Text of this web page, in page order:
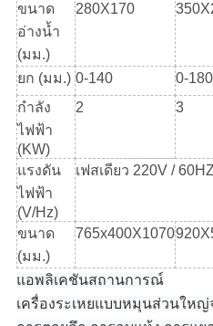
ขนาด
อ่างน้ำ
(มม.)
280X170
ยก (มม.) 0-140 0-180
กำลัง
ไฟฟ้า
(KW)
2 3
แรงดัน
ไฟฟ้า
(V/Hz)
เฟสเดียว 220V /
ขนาด
(มม.)
765x400X1070
แอพลิเคชันสถานการณ์
เครื่องระเหยแบบหมุนส่วนให